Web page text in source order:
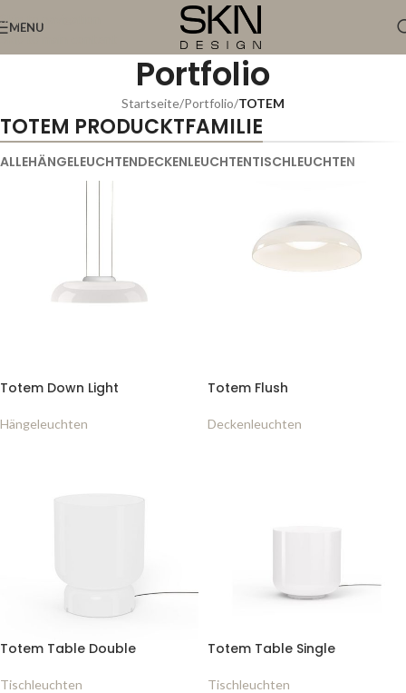
Skip to navigation
Skip to main content
MENU
Portfolio
Startseite/Portfolio/TOTEM
TOTEM PRODUCKTFAMILIE
ALLEHÄNGELEUCHTENDECKENLEUCHTENTISCHLEUCHTEN
Totem Down Light
Hängeleuchten
Totem Flush
Deckenleuchten
Totem Table Double
Tischleuchten
Totem Table Single
Tischleuchten